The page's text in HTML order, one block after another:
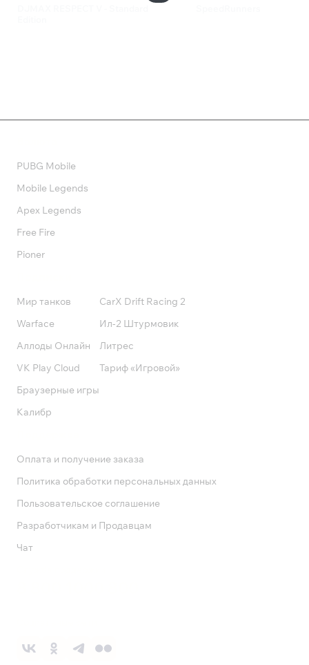
PUBG Mobile
Mobile Legends
Apex Legends
Free Fire
Pioner
Мир танков
Warface
Аллоды Онлайн
VK Play Cloud
Браузерные игры
Калибр
CarX Drift Racing 2
Ил-2 Штурмовик
Литрес
Тариф «Игровой»
Оплата и получение заказа
Политика обработки персональных данных
Пользовательское соглашение
Разработчикам и Продавцам
Чат